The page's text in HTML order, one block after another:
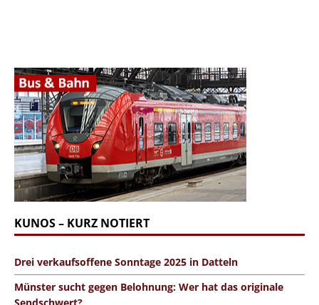
KUNOS – KURZ NOTIERT
Drei verkaufsoffene Sonntage 2025 in Datteln
Münster sucht gegen Belohnung: Wer hat das originale